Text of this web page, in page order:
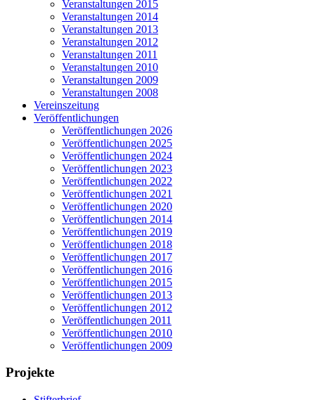
Veranstaltungen 2015
Veranstaltungen 2014
Veranstaltungen 2013
Veranstaltungen 2012
Veranstaltungen 2011
Veranstaltungen 2010
Veranstaltungen 2009
Veranstaltungen 2008
Vereinszeitung
Veröffentlichungen
Veröffentlichungen 2026
Veröffentlichungen 2025
Veröffentlichungen 2024
Veröffentlichungen 2023
Veröffentlichungen 2022
Veröffentlichungen 2021
Veröffentlichungen 2020
Veröffentlichungen 2014
Veröffentlichungen 2019
Veröffentlichungen 2018
Veröffentlichungen 2017
Veröffentlichungen 2016
Veröffentlichungen 2015
Veröffentlichungen 2013
Veröffentlichungen 2012
Veröffentlichungen 2011
Veröffentlichungen 2010
Veröffentlichungen 2009
Projekte